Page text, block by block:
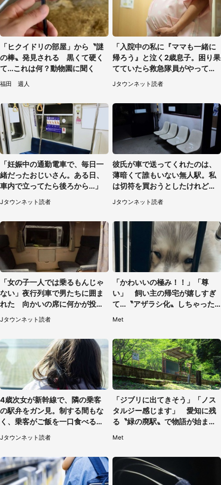
「ヒクイドリの部屋」から〝謎
の棒〟発見される 黒くて硬く
て...これは何？動物園に聞く
福田 週人
「入院中の私に『ママも一緒に
帰ろう』と泣く2歳息子。困り果
てていたら救急隊員がやってき
て...」（大阪府・50代女性）
Jタウンネット読者
「妊娠中の通勤電車で、毎日一
緒だったおじいさん。ある日、
車内で立ってたら後ろから...」
Jタウンネット読者
彼氏が車で送ってくれたのは、
薄暗くて誰もいない無人駅。私
は切符を買おうとしたけれど
（山形県・20代女性）
Jタウンネット読者
「女の子一人では乗るもんじゃ
ない」夜行列車で男たちに囲ま
れた 向かいの席に何かが投げ
られて（秋田県・60代女性）
Jタウンネット読者
「かわいいの極み！！」「尊
い」 飼い主の帰宅が嬉しすぎ
て...〝アザラシ化〟しちゃった
ハスキー子犬に1.6万人もん絶
Met
4歳次女が新幹線で、隣の乗客
の駅弁をガン見。制する間もな
く、乗客がご飯を一口食べると
（茨城県・50代女性）
Jタウンネット読者
「ジブリに出てきそう」「ノス
タルジー感じます」 愛知に残
る〝緑の廃駅〟で物語が始まり
Met